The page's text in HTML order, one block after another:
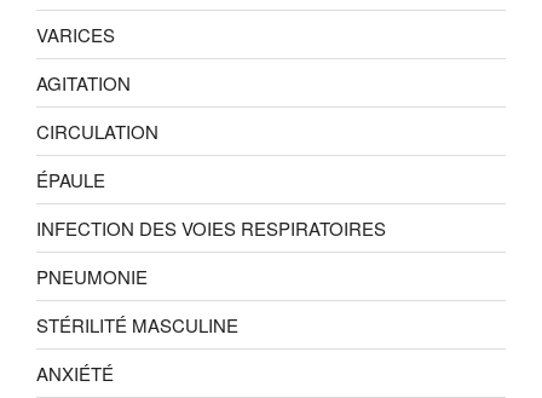
VARICES
AGITATION
CIRCULATION
ÉPAULE
INFECTION DES VOIES RESPIRATOIRES
PNEUMONIE
STÉRILITÉ MASCULINE
ANXIÉTÉ